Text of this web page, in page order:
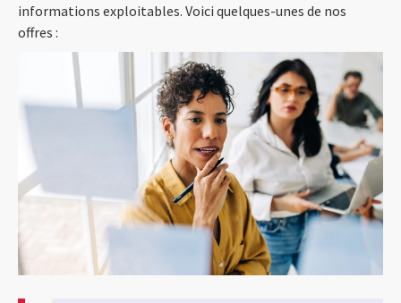
informations exploitables. Voici quelques-unes de nos
offres :